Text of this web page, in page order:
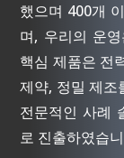
했으며 400개
며, 우리의 운
핵심 제품은 전
제약, 정밀 제조
전문적인 사례
로 진출하였습